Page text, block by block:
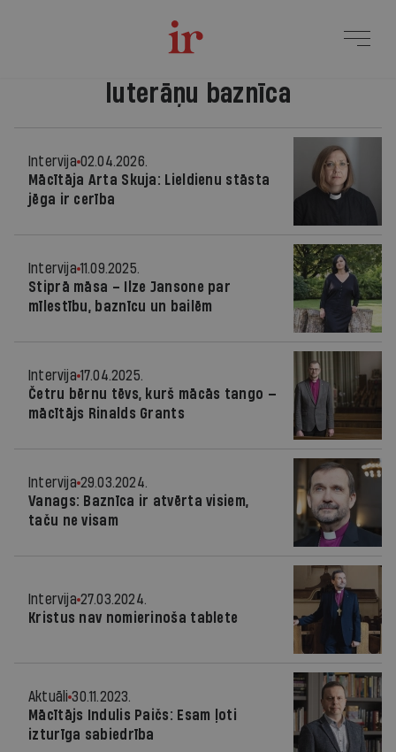
luterāņu baznīca
Intervija 02.04.2026.
Mācītāja Arta Skuja: Lieldienu stāsta
jēga ir cerība
Intervija 11.09.2025.
Stiprā māsa – Ilze Jansone par
mīlestību, baznīcu un bailēm
Intervija 17.04.2025.
Četru bērnu tēvs, kurš mācās tango —
mācītājs Rinalds Grants
Intervija 29.03.2024.
Vanags: Baznīca ir atvērta visiem,
taču ne visam
Intervija 27.03.2024.
Kristus nav nomierinoša tablete
Aktuāli 30.11.2023.
Mācītājs Indulis Paičs: Esam ļoti
izturīga sabiedrība